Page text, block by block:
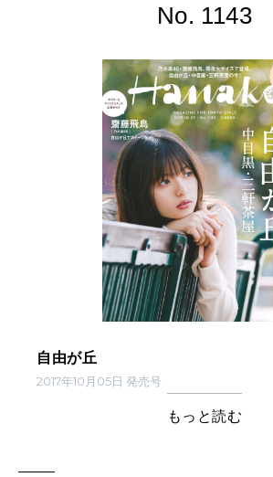
No. 1143
自由が丘
2017年10月05日 発売号
もっと読む